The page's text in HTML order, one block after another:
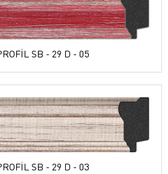
SB - 29 D - 05
SB - 29 D - 03